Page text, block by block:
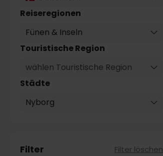
Reiseregionen
Fünen & Inseln
Touristische Region
wählen Touristische Region
Städte
Nyborg
Filter Filter löschen